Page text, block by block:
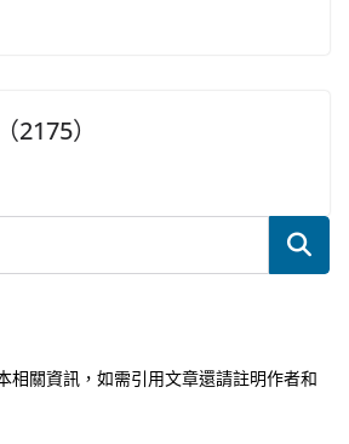
2175）
相關資訊，如需引用文章還請註明作者和